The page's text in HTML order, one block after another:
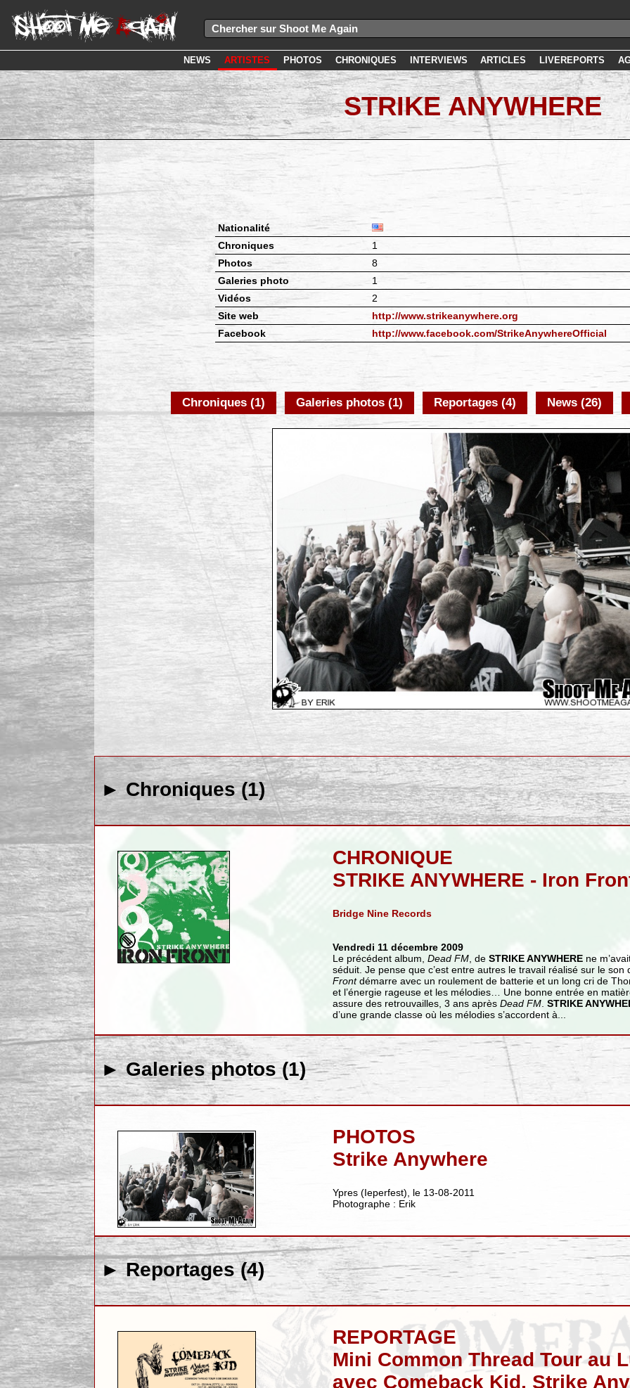
NEWS ARTISTES PHOTOS CHRONIQUES INTERVIEWS ARTICLES LIVEREPORTS
STRIKE ANYWHERE
Nationalité
Chroniques
1
Photos
8
Galeries photo
1
Vidéos
2
Site web
http://www.strikeanywhere.org
Facebook
http://www.facebook.com/StrikeAnywhereOfficial
Chroniques (1) Galeries photos (1) Reportages (4) News (26)
► Chroniques (1)
CHRONIQUE
STRIKE ANYWHERE - Iron
Bridge Nine Records
Vendredi 11 décembre 2009
Le précédent album, Dead FM, de STRIKE ANYWHEREne
séduit. Je pense que c’est entre autres le travail réalisé sur le son
Frontdémarre avec un roulement de batterie et un long cri de
et l’énergie rageuse et les mélodies… Une bonne entrée en
assure des retrouvailles, 3 ans après Dead FM. STRIKE
d’une grande classe où les mélodies s’accordent à...
► Galeries photos (1)
PHOTOS
Strike Anywhere
Ypres (Ieperfest), le 13-08-2011
Photographe : Erik
► Reportages (4)
REPORTAGE
Mini Common Thread Tour au
avec Comeback Kid, Strike